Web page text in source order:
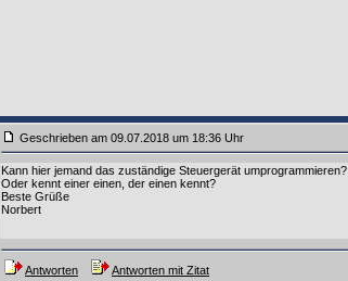
Geschrieben am 09.07.2018 um 18:36 Uhr
Kann hier jemand das zuständige Steuergerät umprogrammieren?
Oder kennt einer einen, der einen kennt?
Beste Grüße
Norbert
Antworten Antworten mit Zitat